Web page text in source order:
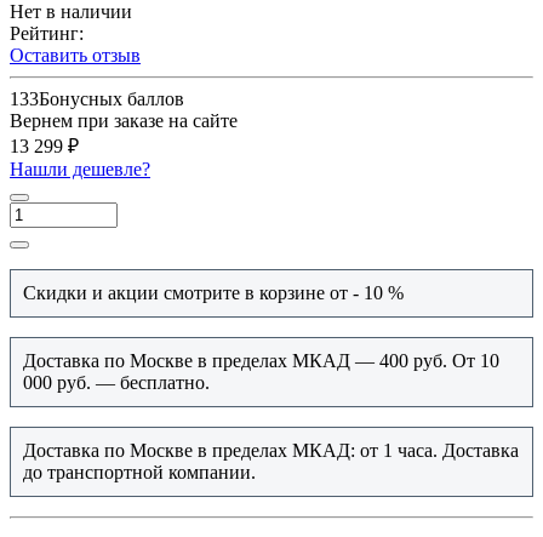
Нет в наличии
Рейтинг:
Оставить отзыв
133Бонусных баллов
Вернем при заказе на сайте
13 299 ₽
Нашли дешевле?
Скидки и акции смотрите в корзине от - 10 %
Доставка по Москве в пределах МКАД — 400 руб. От 10
000 руб. — бесплатно.
Доставка по Москве в пределах МКАД: от 1 часа. Доставка
до транспортной компании.